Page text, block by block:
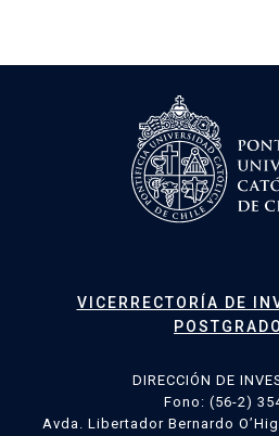
VICERRECTORÍA DE
DIRECCIÓN DE
Fono: (56-2)
Avda. Libertador Bernardo